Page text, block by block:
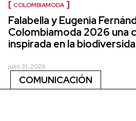
COLOMBIAMODA
Falabella y Eugenia
Colombiamoda 2026 una
inspirada en la
julio 31, 2026
COMUNICACIÓN